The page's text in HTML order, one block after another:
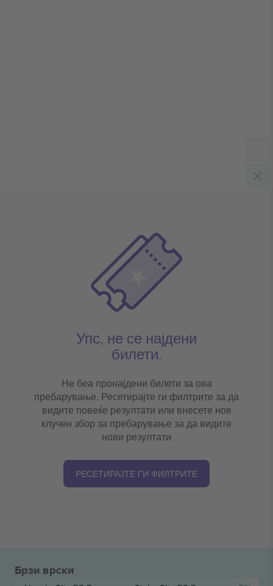
Упс, не се најдени
билети.
Не беа пронајдени билети за ова
пребарување. Ресетирајте ги филтрите за да
видите повеќе резултати или внесете нов
клучен збор за пребарување за да видите
нови резултати
РЕСЕТИРАЈТЕ ГИ ФИЛТРИТЕ
Брзи врски